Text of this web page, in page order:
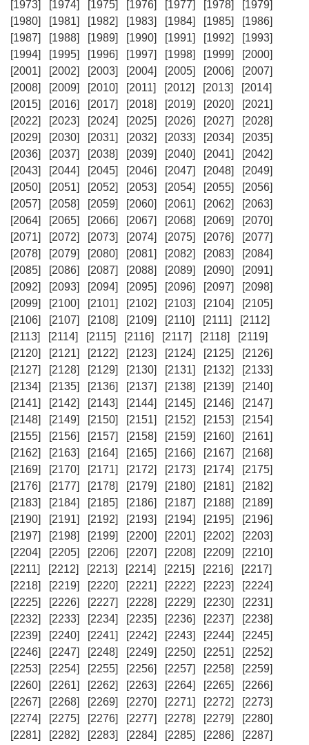
[1973] [1974] [1975] [1976] [1977] [1978]
[1979]
[1980]
[1981] [1982] [1983] [1984] [1985]
[1986]
[1987]
[1988] [1989] [1990] [1991] [1992]
[1993]
[1994]
[1995] [1996] [1997] [1998] [1999]
[2000]
[2001]
[2002] [2003] [2004] [2005] [2006]
[2007]
[2008]
[2009] [2010] [2011] [2012] [2013]
[2014]
[2015]
[2016] [2017] [2018] [2019] [2020]
[2021]
[2022]
[2023] [2024] [2025] [2026] [2027]
[2028]
[2029]
[2030] [2031] [2032] [2033] [2034]
[2035]
[2036]
[2037] [2038] [2039] [2040] [2041]
[2042]
[2043]
[2044] [2045] [2046] [2047] [2048]
[2049]
[2050]
[2051] [2052] [2053] [2054] [2055]
[2056]
[2057]
[2058] [2059] [2060] [2061] [2062]
[2063]
[2064]
[2065] [2066] [2067] [2068] [2069]
[2070]
[2071]
[2072] [2073] [2074] [2075] [2076]
[2077]
[2078]
[2079] [2080] [2081] [2082] [2083]
[2084]
[2085]
[2086] [2087] [2088] [2089] [2090]
[2091]
[2092]
[2093] [2094] [2095] [2096] [2097]
[2098]
[2099]
[2100] [2101] [2102] [2103] [2104]
[2105]
[2106]
[2107] [2108] [2109] [2110] [2111]
[2112]
[2113]
[2114] [2115] [2116] [2117] [2118]
[2119]
[2120]
[2121] [2122] [2123] [2124] [2125]
[2126]
[2127]
[2128] [2129] [2130] [2131] [2132]
[2133]
[2134]
[2135] [2136] [2137] [2138] [2139]
[2140]
[2141]
[2142] [2143] [2144] [2145] [2146]
[2147]
[2148]
[2149] [2150] [2151] [2152] [2153]
[2154]
[2155]
[2156] [2157] [2158] [2159] [2160]
[2161]
[2162]
[2163] [2164] [2165] [2166] [2167]
[2168]
[2169]
[2170] [2171] [2172] [2173] [2174]
[2175]
[2176]
[2177] [2178] [2179] [2180] [2181]
[2182]
[2183]
[2184] [2185] [2186] [2187] [2188]
[2189]
[2190]
[2191] [2192] [2193] [2194] [2195]
[2196]
[2197]
[2198] [2199] [2200] [2201] [2202]
[2203]
[2204]
[2205] [2206] [2207] [2208] [2209]
[2210]
[2211]
[2212] [2213] [2214] [2215] [2216]
[2217]
[2218]
[2219] [2220] [2221] [2222] [2223]
[2224]
[2225]
[2226] [2227] [2228] [2229] [2230]
[2231]
[2232]
[2233] [2234] [2235] [2236] [2237]
[2238]
[2239]
[2240] [2241] [2242] [2243] [2244]
[2245]
[2246]
[2247] [2248] [2249] [2250] [2251]
[2252]
[2253]
[2254] [2255] [2256] [2257] [2258]
[2259]
[2260]
[2261] [2262] [2263] [2264] [2265]
[2266]
[2267]
[2268] [2269] [2270] [2271] [2272]
[2273]
[2274]
[2275] [2276] [2277] [2278] [2279]
[2280]
[2281]
[2282] [2283] [2284] [2285] [2286]
[2287]